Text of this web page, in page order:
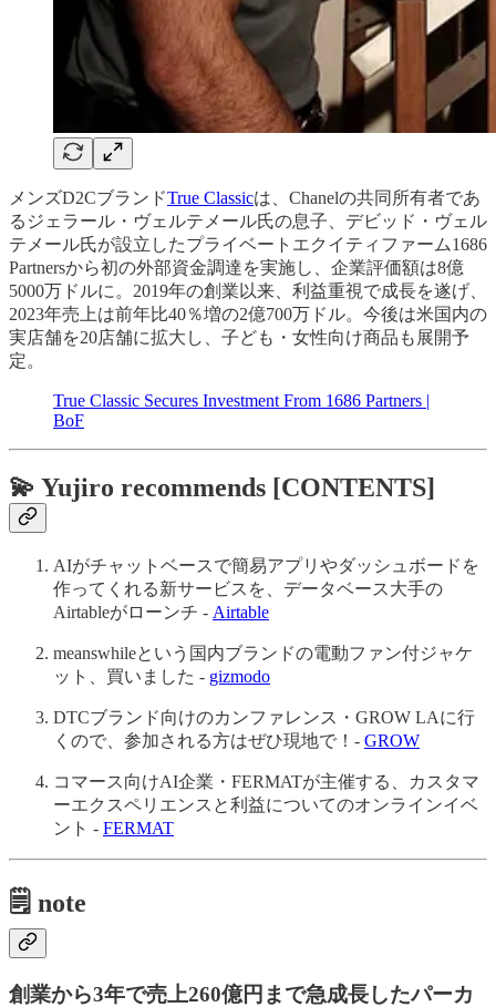
メンズD2CブランドTrue Classicは、Chanelの共同所有者であ
るジェラール・ヴェルテメール氏の息子、デビッド・ヴェル
テメール氏が設立したプライベートエクイティファーム1686
Partnersから初の外部資金調達を実施し、企業評価額は8億
5000万ドルに。2019年の創業以来、利益重視で成長を遂げ、
2023年売上は前年比40％増の2億700万ドル。今後は米国内の
実店舗を20店舗に拡大し、子ども・女性向け商品も展開予
定。
True Classic Secures Investment From 1686 Partners |
BoF
💫 Yujiro recommends [CONTENTS]
AIがチャットベースで簡易アプリやダッシュボードを
作ってくれる新サービスを、データベース大手の
Airtableがローンチ - Airtable
meanswhileという国内ブランドの電動ファン付ジャケ
ット、買いました - gizmodo
DTCブランド向けのカンファレンス・GROW LAに行
くので、参加される方はぜひ現地で！- GROW
コマース向けAI企業・FERMATが主催する、カスタマ
ーエクスペリエンスと利益についてのオンラインイベ
ント - FERMAT
🗒️ note
創業から3年で売上260億円まで急成長したパーカ